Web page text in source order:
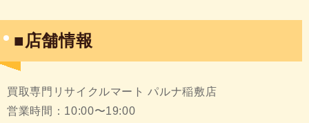
■店舗情報
買取専門リサイクルマート パルナ稲敷店
営業時間：10:00〜19:00